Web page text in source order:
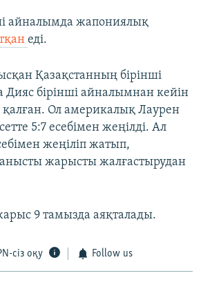
айналымда жапониялық
еді.
Қазақстанның бірінші
Дияс бірінші айналымнан кейін
Ол америкалық Лаурен
5:7 есебімен жеңілді. Ал
жеңіліп жатып,
жарысты жалғастырудан
9 тамызда аяқталады.
сіз оқу Follow us